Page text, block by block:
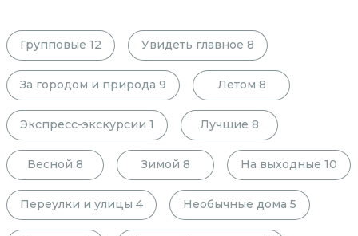
Групповые 12 Увидеть главное 8
За городом и природа 9 Летом 8
Экспресс-экскурсии 1 Лучшие 8
Весной 8 Зимой 8 На выходные 10
Переулки и улицы 4 Необычные дома 5